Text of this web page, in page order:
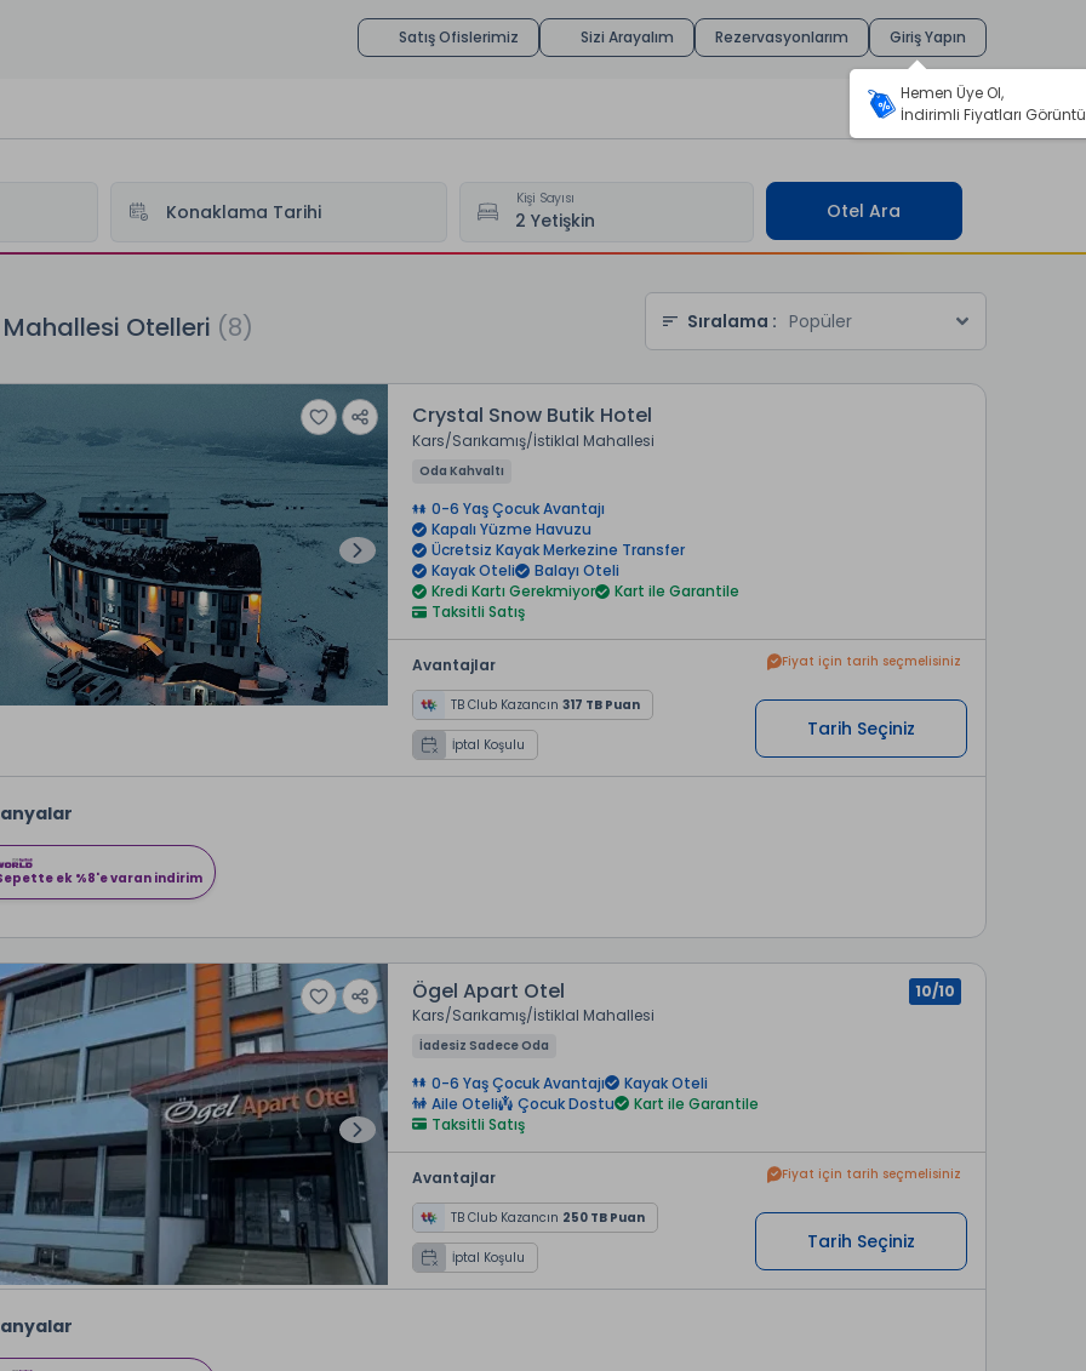
Satış Ofislerimiz Sizi Arayalım Rezervasyonlarım Giriş Yapın
Konaklama Tarihi
Kişi Sayısı
Otel Ara
Sıralama : Popüler
Otelleri (8)
Crystal Snow Butik Hotel
Kars Sarıkamış İstiklal Mahallesi
Oda Kahvaltı
0-6 Yaş Çocuk Avantajı
Kapalı Yüzme Havuzu
Ücretsiz Kayak Merkezine Transfer
Kayak Oteli
Balayı Oteli
Kredi Kartı Gerekmiyor
Kart ile Garantile
Taksitli Satış
Avantajlar
TB Club Kazancın 317 TB Puan
İptal Koşulu
Fiyat için tarih seçmelisiniz
Tarih Seçiniz
ek %8'e varan indirim
Ögel Apart Otel
Kars Sarıkamış İstiklal Mahallesi
İadesiz Sadece Oda
0-6 Yaş Çocuk Avantajı
Kayak Oteli
Aile Oteli
Çocuk Dostu
Kart ile Garantile
Taksitli Satış
10/10
Avantajlar
TB Club Kazancın 250 TB Puan
İptal Koşulu
Fiyat için tarih seçmelisiniz
Tarih Seçiniz
Hemen Üye Ol,
İndirimli Fiyatları